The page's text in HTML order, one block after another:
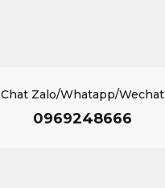
Chat Zalo/Whatapp/Wechat
0969248666